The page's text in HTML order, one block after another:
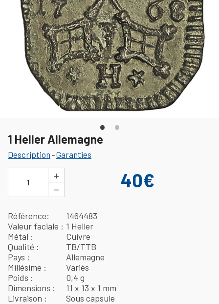
1 Heller Allemagne
Description -Garanties
1
+
−
40€
Référence
1464483
Valeur faciale
1 Heller
Métal
Cuivre
Qualité
TB/TTB
Pays
Allemagne
Millésime
Variés
Poids
0,4 g
Dimensions
11 x 13 x 1 mm
Livraison
Sous capsule